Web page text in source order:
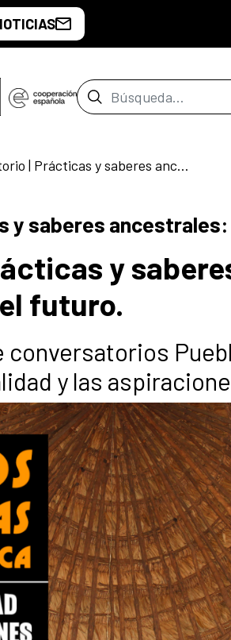
Barra de
Conversatorio | Prácticas y saberes ancestrales: una mirada hacia el futuro.
y saberes
y
futuro.
conversatorios
y las